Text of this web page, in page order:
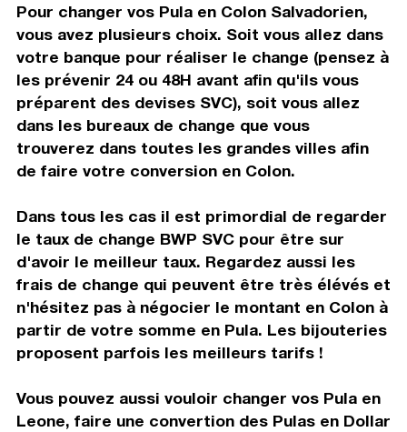
Pour changer vos Pula en Colon Salvadorien,
vous avez plusieurs choix. Soit vous allez dans
votre banque pour réaliser le change (pensez à
les prévenir 24 ou 48H avant afin qu'ils vous
préparent des devises SVC), soit vous allez
dans les bureaux de change que vous
trouverez dans toutes les grandes villes afin
de faire votre conversion en Colon.
Dans tous les cas il est primordial de regarder
le taux de change BWP SVC pour être sur
d'avoir le meilleur taux. Regardez aussi les
frais de change qui peuvent être très élévés et
n'hésitez pas à négocier le montant en Colon à
partir de votre somme en Pula. Les bijouteries
proposent parfois les meilleurs tarifs !
Vous pouvez aussi vouloir changer vos Pula en
Leone, faire une convertion des Pulas en Dollar